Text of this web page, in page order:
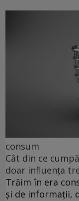
consum
Cât din ce
doar influența
Trăim în era
și de informații,